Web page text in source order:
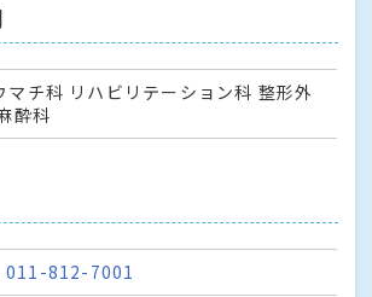
マチ科 リハビリテーション科 整形外
酔科
011-812-7001